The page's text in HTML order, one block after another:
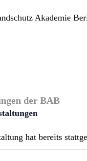
der BAB
hat bereits